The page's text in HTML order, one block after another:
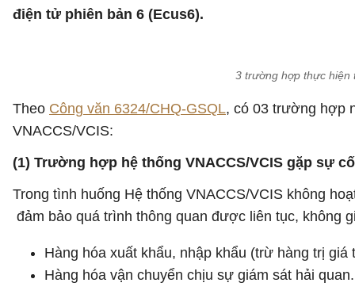
điện tử phiên bản 6 (Ecus6).
3 trường hợp thực hiện
Theo Công văn 6324/CHQ-GSQL, có 03 trường hợp
VNACCS/VCIS:
(1) Trường hợp hệ thống VNACCS/VCIS gặp sự cố
Trong tình huống Hệ thống VNACCS/VCIS không
đảm bảo quá trình thông quan được liên tục, không
Hàng hóa xuất khẩu, nhập khẩu (trừ hàng trị
Hàng hóa vận chuyển chịu sự giám sát hải quan.